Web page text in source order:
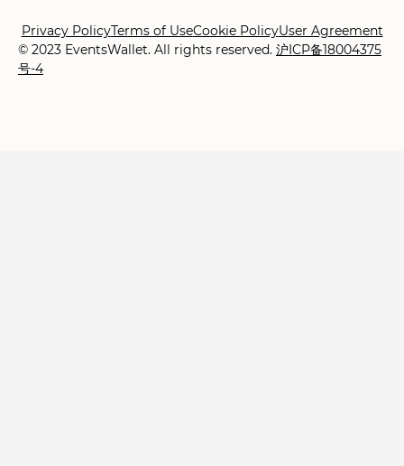
© 2023 EventsWallet. All rights reserved. 沪ICP备18004375
号-4
Privacy PolicyTerms of UseCookie PolicyUser Agreement